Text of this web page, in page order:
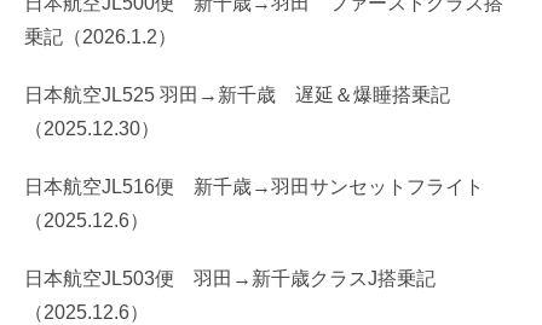
乗記（2026.1.2）
日本航空JL525 羽田→新千歳 遅延＆爆睡搭乗記
（2025.12.30）
日本航空JL516便 新千歳→羽田サンセットフライト
（2025.12.6）
日本航空JL503便 羽田→新千歳クラスJ搭乗記
（2025.12.6）